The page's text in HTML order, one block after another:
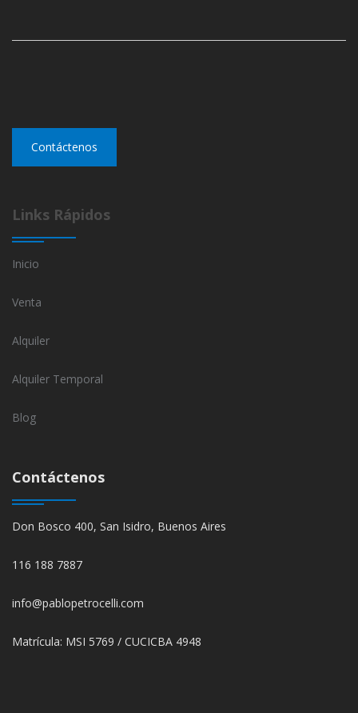
Contáctenos
Links Rápidos
Inicio
Venta
Alquiler
Alquiler Temporal
Blog
Contáctenos
Don Bosco 400, San Isidro, Buenos Aires
116 188 7887
info@pablopetrocelli.com
Matrícula: MSI 5769 / CUCICBA 4948